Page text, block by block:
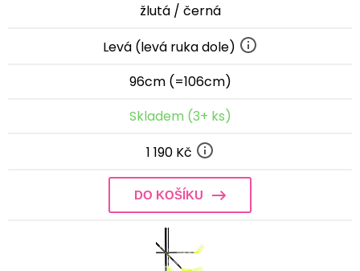
žlutá / černá
Levá (levá ruka dole)
96cm (=106cm)
Skladem (3+ ks)
1 190 Kč
DO KOŠÍKU